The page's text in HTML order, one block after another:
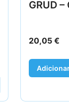
GRUD
20,05 €